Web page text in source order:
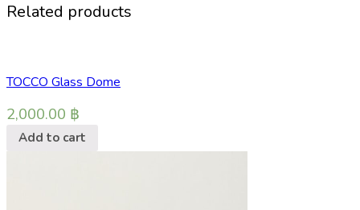
Related products
TOCCO Glass Dome
2,000.00 ฿
Add to cart